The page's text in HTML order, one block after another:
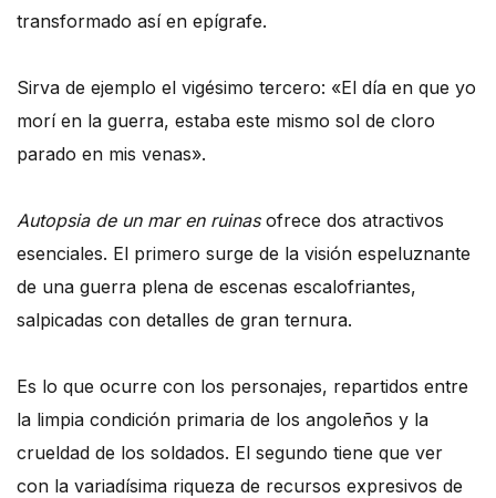
transformado así en epígrafe.
Sirva de ejemplo el vigésimo tercero: «El día en que yo
morí en la guerra, estaba este mismo sol de cloro
parado en mis venas».
Autopsia de un mar en ruinasofrece dos atractivos
esenciales. El primero surge de la visión espeluznante
de una guerra plena de escenas escalofriantes,
salpicadas con detalles de gran ternura.
Es lo que ocurre con los personajes, repartidos entre
la limpia condición primaria de los angoleños y la
crueldad de los soldados. El segundo tiene que ver
con la variadísima riqueza de recursos expresivos de